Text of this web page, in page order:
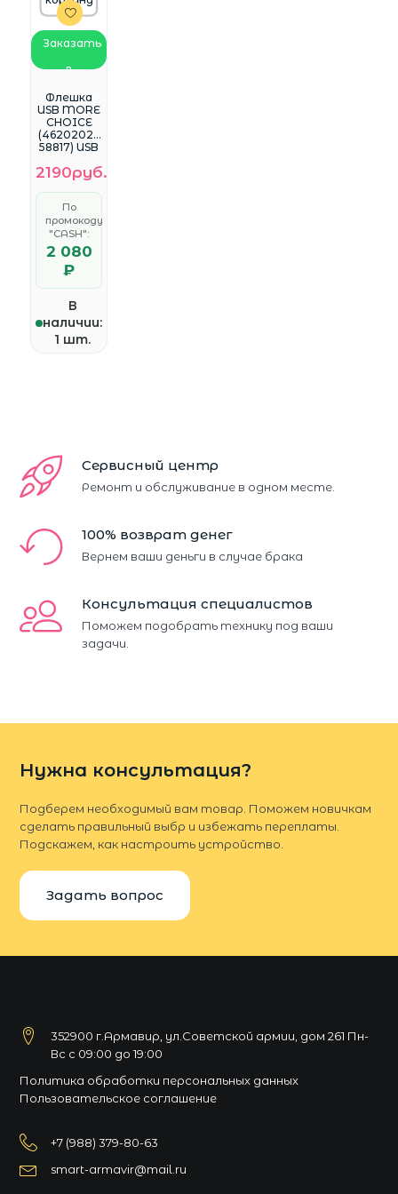
Заказать
в
WhatsApp
Флешка
USB MORE
CHOICE
(46202025
58817) USB
МФБ256
Blue
<46202025
58817>
2190руб.
По
промокоду
"CASH":
2 080
₽
В
наличии:
1 шт.
Сервисный центр
Ремонт и обслуживание в одном месте.
100% возврат денег
Вернем ваши деньги в случае брака
Консультация специалистов
Поможем подобрать технику под ваши
задачи.
Нужна консультация?
Подберем необходимый вам товар. Поможем новичкам
сделать правильный выбр и избежать переплаты.
Подскажем, как настроить устройство.
Задать вопрос
352900 г.Армавир, ул.Советской армии, дом 261 Пн-
Вс с 09:00 до 19:00
Политика обработки персональных данных
Пользовательское соглашение
+7 (988) 379-80-63
smart-armavir@mail.ru